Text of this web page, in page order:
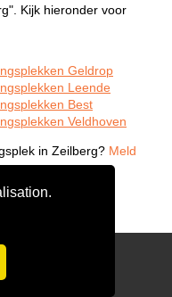
Kijk hieronder voor
Geldrop
Leende
Best
Veldhoven
in Zeilberg? Meld